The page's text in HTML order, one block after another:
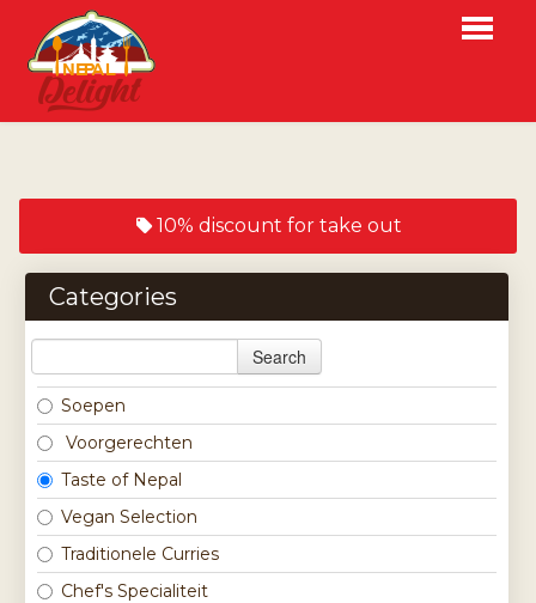
WEBSHOP
RESERVATION
ABOUT
CONTACT
NL
EN
10% discount for take out
Categories
Search
Soepen
Voorgerechten
Taste of Nepal
Vegan Selection
Traditionele Curries
Chef's Specialiteit